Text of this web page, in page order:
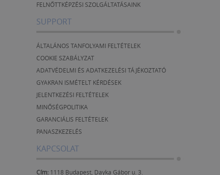
FELNŐTTKÉPZÉSI SZOLGÁLTATÁSAINK
SUPPORT
ÁLTALÁNOS TANFOLYAMI FELTÉTELEK
COOKIE SZABÁLYZAT
ADATVÉDELMI ÉS ADATKEZELÉSI TÁJÉKOZTATÓ
GYAKRAN ISMÉTELT KÉRDÉSEK
JELENTKEZÉSI FELTÉTELEK
MINŐSÉGPOLITIKA
GARANCIÁLIS FELTÉTELEK
PANASZKEZELÉS
KAPCSOLAT
Cím: 1118 Budapest, Dayka Gábor u. 3.